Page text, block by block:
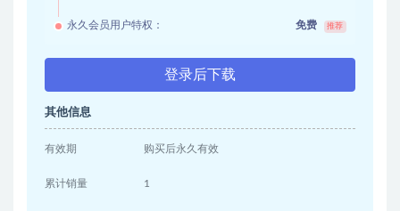
永久会员用户特权： 免费 推荐
登录后下载
其他信息
有效期 购买后永久有效
累计销量 1